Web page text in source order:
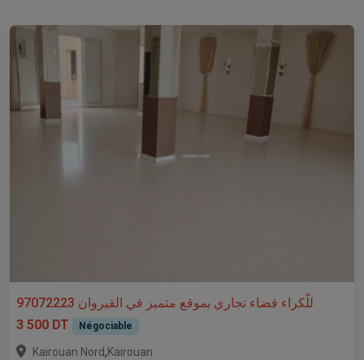
للّكراء فضاء تجاري بموقع متميز في القيروان 97072223
3 500 DT
Négociable
Kairouan Nord,Kairouan